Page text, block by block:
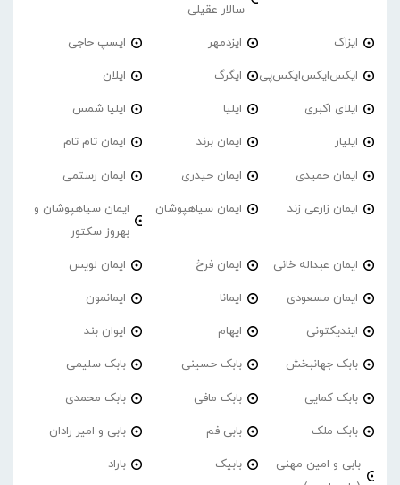
سالار عقیلی
ایزاک ایزدمهر ایسپ حاجی
ایکس‌ایکس‌ایکس‌پی ایگرگ ایلان
ایلای اکبری ایلیا ایلیا شمس
ایلیار ایمان برند ایمان تام تام
ایمان حمیدی ایمان حیدری ایمان رستمی
ایمان زارعی زند ایمان سیاهپوشان
ایمان سیاهپوشان و
بهروز سکتور
ایمان عبداله خانی ایمان فرخ ایمان لویس
ایمان مسعودی ایمانا ایمانمون
ایندیکتونی ایهام ایوان بند
بابک جهانبخش بابک حسینی بابک سلیمی
بابک کمایی بابک مافی بابک محمدی
بابک ملک بابی فم بابی و امیر رادان
بابی و امین مهنی
بابیک باراد